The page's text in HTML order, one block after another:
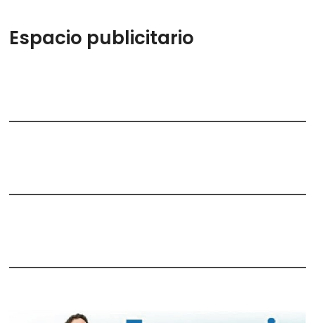
Espacio publicitario